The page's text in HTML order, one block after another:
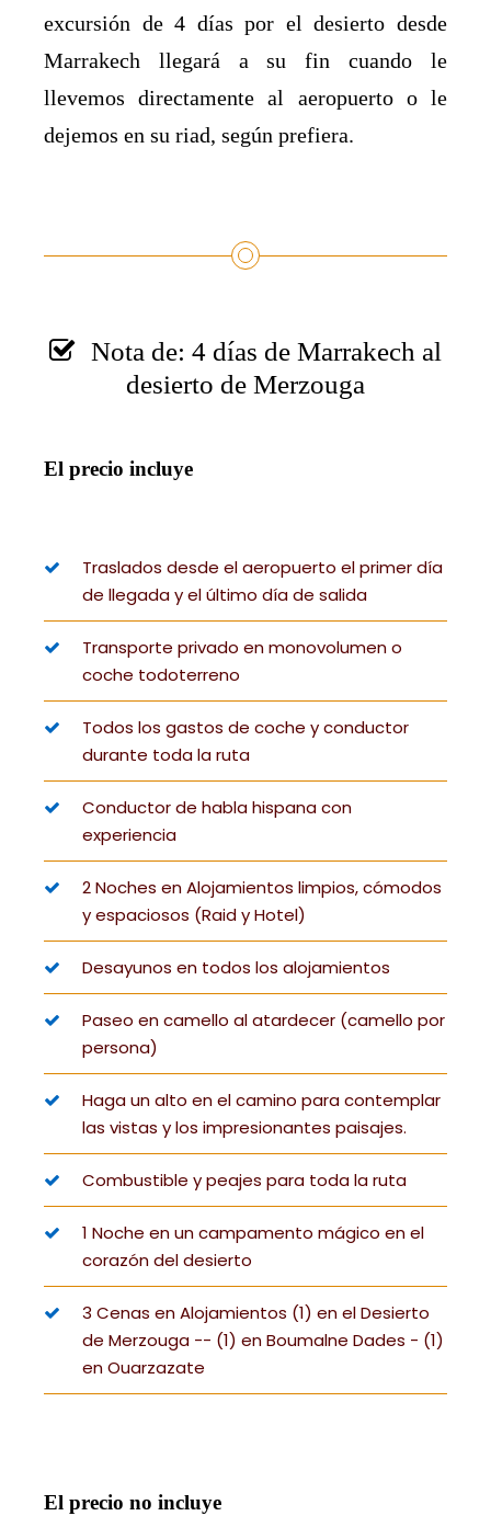
excursión de 4 días por el desierto desde
Marrakech llegará a su fin cuando le
llevemos directamente al aeropuerto o le
dejemos en su riad, según prefiera.
Nota de: 4 días de Marrakech al
desierto de Merzouga
El precio incluye
Traslados desde el aeropuerto el primer día
de llegada y el último día de salida
Transporte privado en monovolumen o
coche todoterreno
Todos los gastos de coche y conductor
durante toda la ruta
Conductor de habla hispana con
experiencia
2 Noches en Alojamientos limpios, cómodos
y espaciosos (Raid y Hotel)
Desayunos en todos los alojamientos
Paseo en camello al atardecer (camello por
persona)
Haga un alto en el camino para contemplar
las vistas y los impresionantes paisajes.
Combustible y peajes para toda la ruta
1 Noche en un campamento mágico en el
corazón del desierto
3 Cenas en Alojamientos (1) en el Desierto
de Merzouga -- (1) en Boumalne Dades - (1)
en Ouarzazate
El precio no incluye